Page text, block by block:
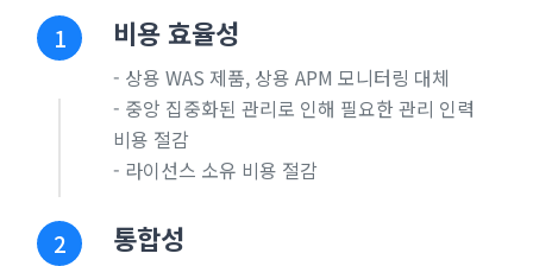
1 비용 효율성
- 상용 WAS 제품, 상용 APM 모니터링 대체
- 중앙 집중화된 관리로 인해 필요한 관리 인력
비용 절감
- 라이선스 소유 비용 절감
2 통합성